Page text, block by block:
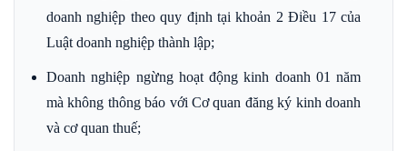
doanh nghiệp theo quy định tại khoản 2 Điều 17 của
Luật doanh nghiệp thành lập;
Doanh nghiệp ngừng hoạt động kinh doanh 01 năm
mà không thông báo với Cơ quan đăng ký kinh doanh
và cơ quan thuế;